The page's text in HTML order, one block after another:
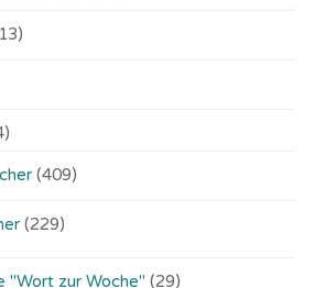
(409)
(229)
"Wort zur Woche" (29)